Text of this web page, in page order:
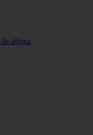
abona